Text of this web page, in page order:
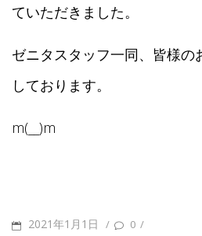
ていただきました。
ゼニタスタッフ一同、皆様の
しております。
m(__)m
POSTED2021年1月1日 / 0 /